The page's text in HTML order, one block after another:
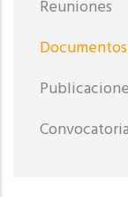
Reuniones